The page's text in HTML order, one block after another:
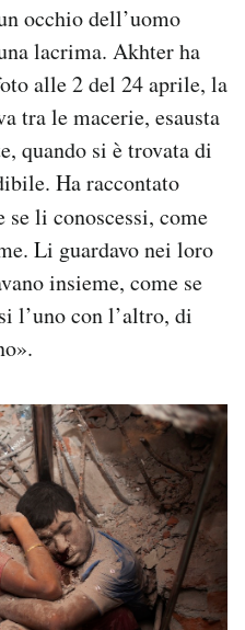
occhio dell’uomo
lacrima. Akhter ha
alle 2 del 24 aprile, la
tra le macerie, esausta
quando si è trovata di
Ha raccontato
li conoscessi, come
Li guardavo nei loro
insieme, come se
l’uno con l’altro, di